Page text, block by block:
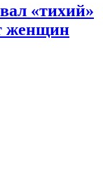
«тихий»
женщин